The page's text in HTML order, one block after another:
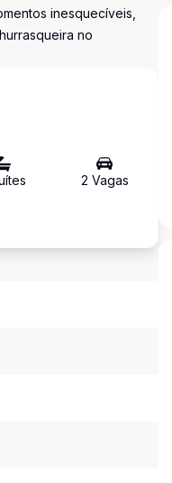
inesquecíveis,
no
s 2 Vagas